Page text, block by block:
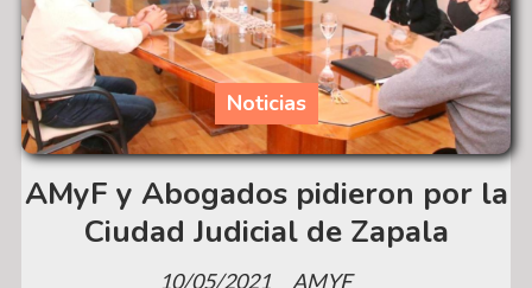
AMyF y Abogados pidieron por la
Ciudad Judicial de Zapala
AMYF
Noticias
10/05/2021